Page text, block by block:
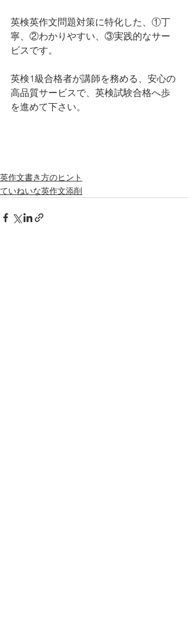
英検英作文問題対策に特化した、①丁
寧、②わかりやすい、③実践的なサー
ビスです。
英検1級合格者が講師を務める、安心の
高品質サービスで、英検試験合格へ歩
を進めて下さい。
英作文書き方のヒント
ていねいな英作文添削